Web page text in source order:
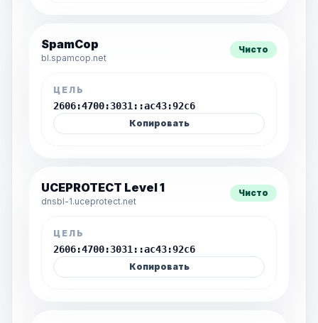
SpamCop
bl.spamcop.net
Чисто
ЦЕЛЬ
2606:4700:3031::ac43:92c6
Копировать
UCEPROTECT Level 1
dnsbl-1.uceprotect.net
Чисто
ЦЕЛЬ
2606:4700:3031::ac43:92c6
Копировать